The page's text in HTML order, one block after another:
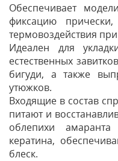
Обеспечивает
фиксацию
термовоздействия
Идеален для
естественных
бигуди, а также
утюжков.
Входящие в состав
питают и
облепихи амаранта
кератина,
блеск.